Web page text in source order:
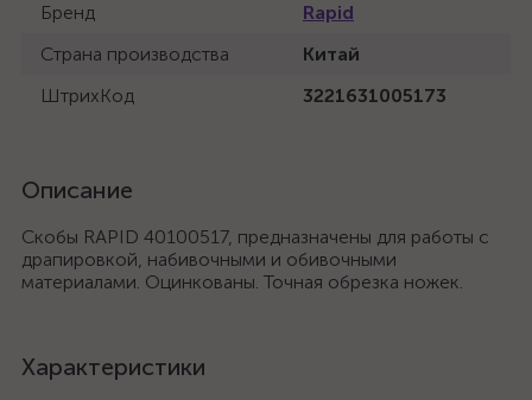
Бренд
Rapid
Страна производства
Китай
ШтрихКод
3221631005173
Описание
Скобы RAPID 40100517, предназначены для работы с
драпировкой, набивочными и обивочными
материалами. Оцинкованы. Точная обрезка ножек.
Характеристики